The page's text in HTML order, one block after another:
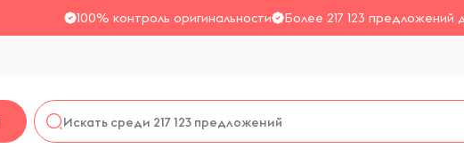
100% контроль оригинальности Более 217 123 предложений